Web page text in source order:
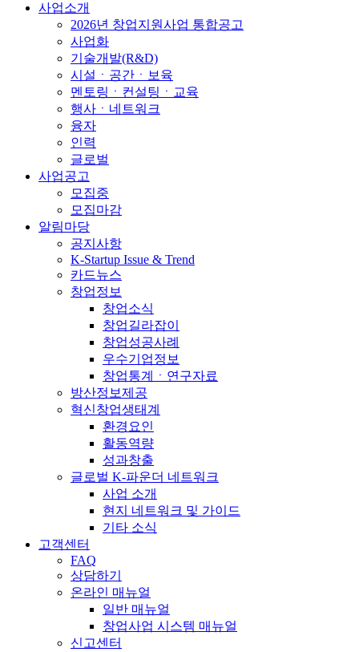
사업소개
2026년 창업지원사업 통합공고
사업화
기술개발(R&D)
시설ㆍ공간ㆍ보육
멘토링ㆍ컨설팅ㆍ교육
행사ㆍ네트워크
융자
인력
글로벌
사업공고
모집중
모집마감
알림마당
공지사항
K-Startup Issue & Trend
카드뉴스
창업정보
창업소식
창업길라잡이
창업성공사례
우수기업정보
창업통계ㆍ연구자료
방산정보제공
혁신창업생태계
환경요인
활동역량
성과창출
글로벌 K-파운더 네트워크
사업 소개
현지 네트워크 및 가이드
기타 소식
고객센터
FAQ
상담하기
온라인 매뉴얼
일반 매뉴얼
창업사업 시스템 매뉴얼
신고센터